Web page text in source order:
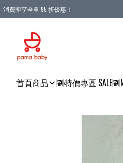
消費即享全單 95 折優惠！
首頁商品 🈹特價專區 SALE🈹